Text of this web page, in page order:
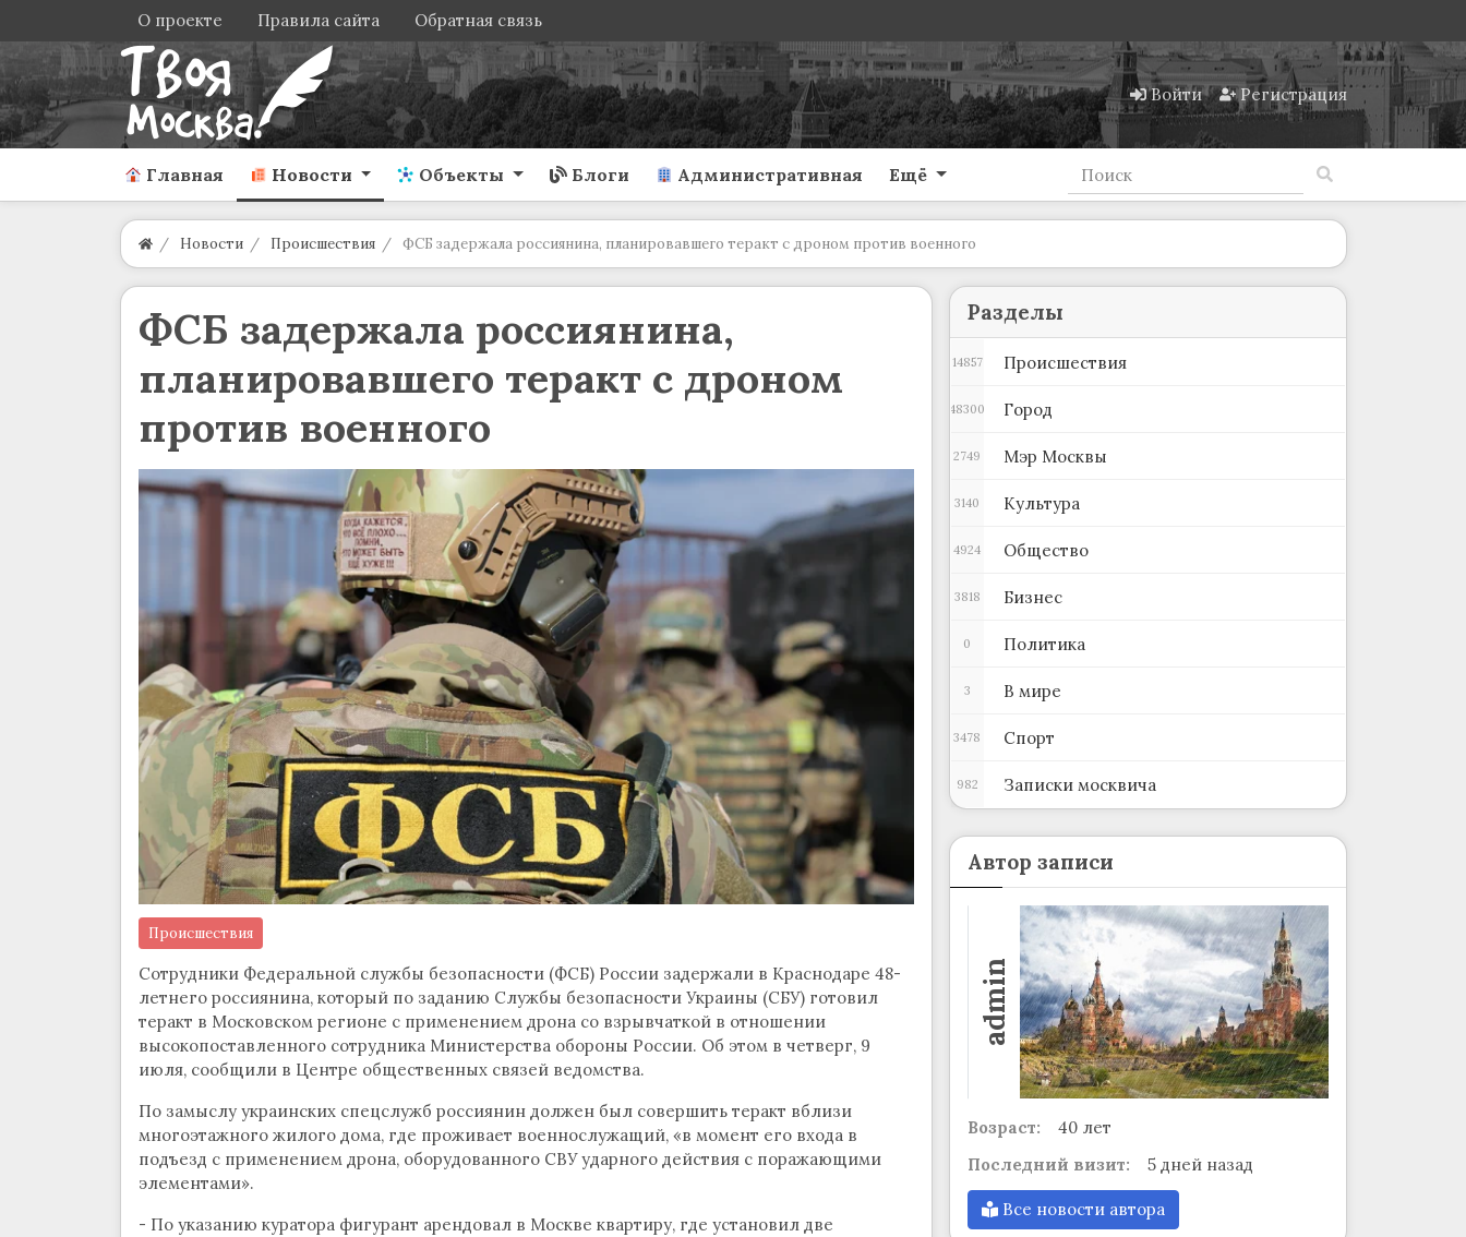
О проекте Правила сайта Обратная связь
Войти Регистрация
Главная Новости Объекты Блоги Административная Ещё
Новости Происшествия ФСБ задержала россиянина, планировавшего теракт с дроном против военного
ФСБ задержала россиянина,
планировавшего теракт с дроном
против военного
Происшествия
Сотрудники Федеральной службы безопасности (ФСБ) России задержали в Краснодаре 48-
летнего россиянина, который по заданию Службы безопасности Украины (СБУ) готовил
теракт в Московском регионе с применением дрона со взрывчаткой в отношении
высокопоставленного сотрудника Министерства обороны России. Об этом в четверг, 9
июля, сообщили в Центре общественных связей ведомства.
По замыслу украинских спецслужб россиянин должен был совершить теракт вблизи
многоэтажного жилого дома, где проживает военнослужащий, «в момент его входа в
подъезд с применением дрона, оборудованного СВУ ударного действия с поражающими
элементами».
- По указанию куратора фигурант арендовал в Москве квартиру, где установил две
Разделы
Происшествия
14857
Город
48300
Мэр Москвы
2749
Культура
3140
Общество
4924
Бизнес
3818
Политика
0
В мире
3
Спорт
3478
Записки москвича
982
Автор записи
admin
Возраст:
40 лет
Последний визит:
5 дней назад
Все новости автора